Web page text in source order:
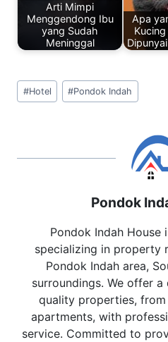
Arti Mimpi
Menggendong Ibu
yang Sudah
Meninggal
Apa
Post
Tags:
#Hotel #Pondok Indah
Pondok
Pondok Indah House
specializing in property
Pondok Indah area,
surroundings. We offer
quality properties,
apartments, with
service. Committed to